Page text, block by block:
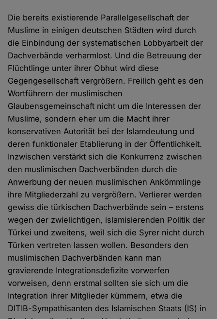
Die bereits existierende Parallelgesellschaft der
Muslime in einigen deutschen Städten wird durch
die Einbindung der systematischen Lobbyarbeit der
Dachverbände verharmlost. Und die Betreuung der
Flüchtlinge unter ihrer Obhut wird diese
Gegengesellschaft vergrößern. Freilich geht es den
Wortführern der muslimischen
Glaubensgemeinschaft nicht um die Interessen der
Muslime, sondern eher um die Macht ihrer
konservativen Autorität bei der Islamdeutung und
deren funktionaler Etablierung in der Öffentlichkeit.
Inzwischen verstärkt sich die Konkurrenz zwischen
den muslimischen Dachverbänden durch die
Anwerbung der neuen muslimischen Ankömmlinge
ihre Mitgliederzahl zu vergrößern. Verlierer werden
gewiss die türkischen Dachverbände sein – erstens
wegen der zwielichtigen, islamisierenden Politik der
Türkei und zweitens, weil sich die Syrer nicht durch
Türken vertreten lassen wollen. Besonders den
muslimischen Dachverbänden kann man
gravierende Integrationsdefizite vorwerfen
vorweisen, denn erstmal sollten sie sich um die
Integration ihrer Mitglieder kümmern, etwa die
DITIB-Sympathisanten des Islamischen Staats (IS) in